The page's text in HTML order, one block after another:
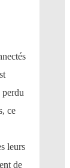
perdu
ce
leurs
de